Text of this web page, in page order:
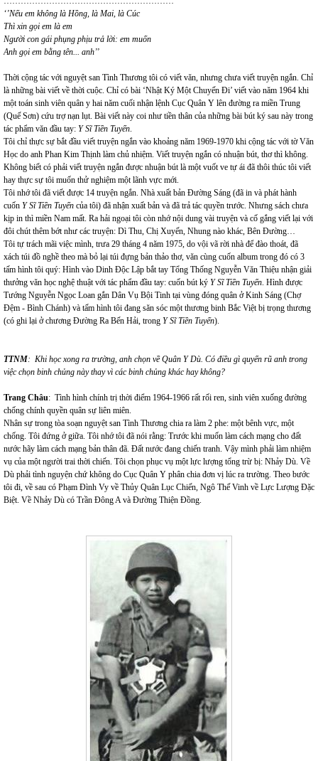
‘’Nếu em không là Hồng, là Mai, là Cúc
Thì xin gọi em là em
Người con gái phụng phịu trả lời: em muốn
Anh gọi em bằng tên... anh’’
Thời cộng tác với nguyệt san Tình Thương tôi có viết văn, nhưng chưa viết truyện ngắn. Chỉ
là những bài viết về thời cuộc. Chỉ có bài ‘Nhật Ký Một Chuyến Đi’ viết vào năm 1964 khi
một toán sinh viên quân y hai năm cuối nhận lệnh Cục Quân Y lên đường ra miền Trung
(Quế Sơn) cứu trợ nạn lụt. Bài viết này coi như tiền thân của những bài bút ký sau này trong
tác phẩm văn đầu tay: Y Sĩ Tiền Tuyến.
Tôi chỉ thực sự bắt đầu viết truyện ngắn vào khoảng năm 1969-1970 khi cộng tác với tờ Văn
Học do anh Phan Kim Thịnh làm chủ nhiệm. Viết truyện ngắn có nhuận bút, thơ thì không.
Không biết có phải viết truyện ngắn được nhuận bút là một vuốt ve tự ái đã thôi thúc tôi viết
hay thực sự tôi muốn thử nghiệm một lãnh vực mới.
Tôi nhớ tôi đã viết được 14 truyện ngắn. Nhà xuất bản Đường Sáng (đã in và phát hành
cuốn Y Sĩ Tiền Tuyến của tôi) đã nhận xuất bản và đã trả tác quyền trước. Nhưng sách chưa
kịp in thì miền Nam mất. Ra hải ngoại tôi còn nhớ nội dung vài truyện và cố gắng viết lại với
đôi chút thêm bớt như các truyện: Dì Thu, Chị Xuyến, Nhung nào khác, Bên Đường…
Tôi tự trách mãi việc mình, trưa 29 tháng 4 năm 1975, do vội vã rời nhà để đào thoát, đã
xách túi đồ nghề theo mà bỏ lại túi đựng bản thảo thơ, văn cùng cuốn album trong đó có 3
tấm hình tôi quý: Hình vào Dinh Độc Lập bắt tay Tổng Thống Nguyễn Văn Thiệu nhận giải
thưởng văn học nghệ thuật với tác phẩm đầu tay: cuốn bút ký Y Sĩ Tiền Tuyến. Hình được
Tướng Nguyễn Ngọc Loan gắn Dân Vụ Bội Tinh tại vùng đóng quân ở Kinh Sáng (Chợ
Đệm - Bình Chánh) và tấm hình tôi đang săn sóc một thương binh Bắc Việt bị trọng thương
(có ghi lại ở chương Đường Ra Bến Hải, trong Y Sĩ Tiền Tuyến).
TTNM: Khi học xong ra trường, anh chọn về Quân Y Dù. Có điều gì quyến rũ anh trong
việc chọn binh chủng này thay vì các binh chủng khác hay không?
Trang Châu: Tình hình chính trị thời điểm 1964-1966 rất rối ren, sinh viên xuống đường
chống chính quyền quân sự liên miên.
Nhân sự trong tòa soạn nguyệt san Tình Thương chia ra làm 2 phe: một bênh vực, một
chống. Tôi đứng ở giữa. Tôi nhớ tôi đã nói rằng: Trước khi muốn làm cách mạng cho đất
nước hãy làm cách mạng bản thân đã. Đất nước đang chiến tranh. Vậy mình phải làm nhiệm
vụ của một người trai thời chiến. Tôi chọn phục vụ một lực lượng tổng trừ bị: Nhảy Dù. Về
Dù phải tình nguyện chứ không do Cục Quân Y phân chia đơn vị lúc ra trường. Theo bước
tôi đi, về sau có Phạm Đình Vy về Thủy Quân Lục Chiến, Ngô Thế Vinh về Lực Lượng Đặc
Biệt. Về Nhảy Dù có Trần Đông A và Đường Thiện Đồng.